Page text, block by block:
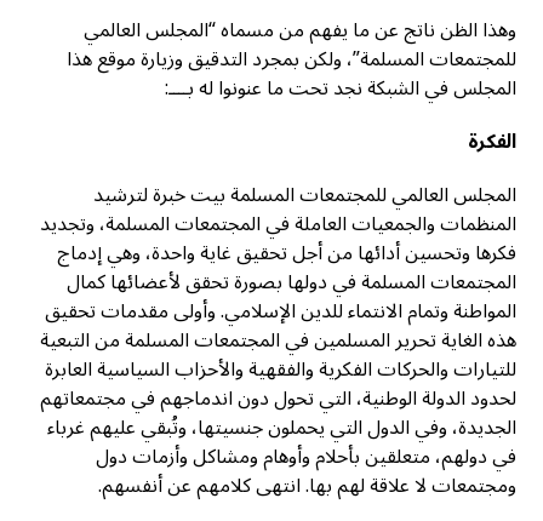
وهذا الظن ناتج عن ما يفهم من مسماه “المجلس العالمي
للمجتمعات المسلمة”، ولكن بمجرد التدقيق وزيارة موقع هذا
المجلس في الشبكة نجد تحت ما عنونوا له بــــ:
الفكرة
المجلس العالمي للمجتمعات المسلمة بيت خبرة لترشيد
المنظمات والجمعيات العاملة في المجتمعات المسلمة، وتجديد
فكرها وتحسين أدائها من أجل تحقيق غاية واحدة، وهي إدماج
المجتمعات المسلمة في دولها بصورة تحقق لأعضائها كمال
المواطنة وتمام الانتماء للدين الإسلامي. وأولى مقدمات تحقيق
هذه الغاية تحرير المسلمين في المجتمعات المسلمة من التبعية
للتيارات والحركات الفكرية والفقهية والأحزاب السياسية العابرة
لحدود الدولة الوطنية، التي تحول دون اندماجهم في مجتمعاتهم
الجديدة، وفي الدول التي يحملون جنسيتها، وتُبقي عليهم غرباء
في دولهم، متعلقين بأحلام وأوهام ومشاكل وأزمات دول
ومجتمعات لا علاقة لهم بها. انتهى كلامهم عن أنفسهم.